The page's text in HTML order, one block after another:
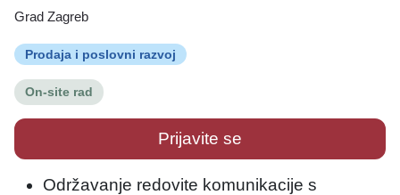
Grad Zagreb
Prodaja i poslovni razvoj
On-site rad
Prijavite se
Održavanje redovite komunikacije s